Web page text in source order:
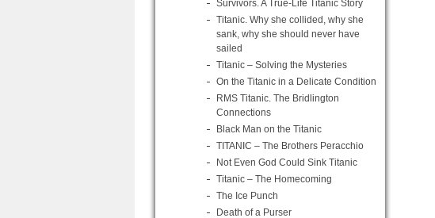
Survivors. A True-Life Titanic Story
Titanic. Why she collided, why she
sank, why she should never have
sailed
Titanic – Solving the Mysteries
On the Titanic in a Delicate Condition
RMS Titanic. The Bridlington
Connections
Black Man on the Titanic
TITANIC – The Brothers Peracchio
Not Even God Could Sink Titanic
Titanic – The Homecoming
The Ice Punch
Death of a Purser